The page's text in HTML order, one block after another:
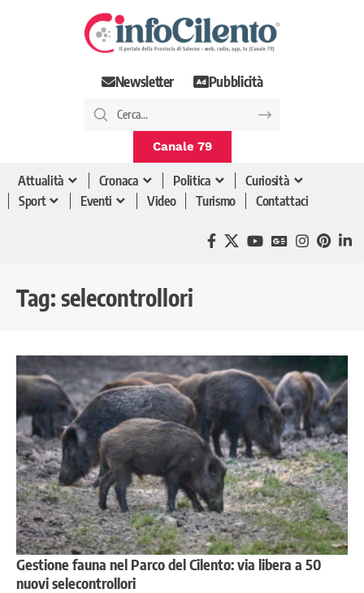
Newsletter Pubblicità
Canale 79
Attualità Cronaca Politica
Curiosità
Sport
Eventi Video Turismo Contattaci
Tag: selecontrollori
Gestione fauna nel Parco del Cilento: via libera a 50
nuovi selecontrollori